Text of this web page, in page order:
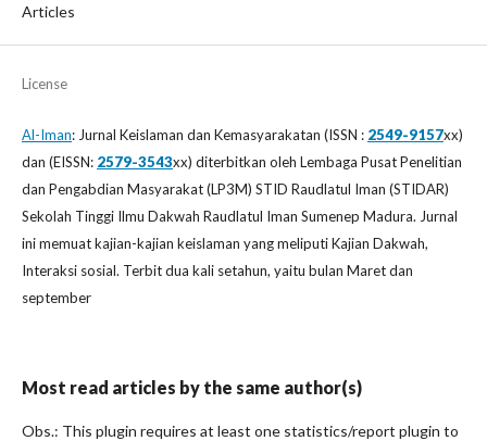
Articles
License
Al-Iman: Jurnal Keislaman dan Kemasyarakatan (ISSN : 2549-9157xx)
dan (EISSN: 2579-3543xx) diterbitkan oleh Lembaga Pusat Penelitian
dan Pengabdian Masyarakat (LP3M) STID Raudlatul Iman (STIDAR)
Sekolah Tinggi Ilmu Dakwah Raudlatul Iman Sumenep Madura. Jurnal
ini memuat kajian-kajian keislaman yang meliputi Kajian Dakwah,
Interaksi sosial. Terbit dua kali setahun, yaitu bulan Maret dan
september
Most read articles by the same author(s)
Obs.: This plugin requires at least one statistics/report plugin to